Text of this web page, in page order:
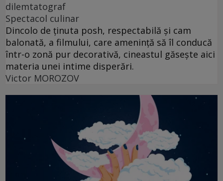
dilemtatograf
Spectacol culinar
Dincolo de ținuta posh, respectabilă și cam
balonată, a filmului, care amenință să îl conducă
într-o zonă pur decorativă, cineastul găsește aici
materia unei intime disperări.
Victor MOROZOV